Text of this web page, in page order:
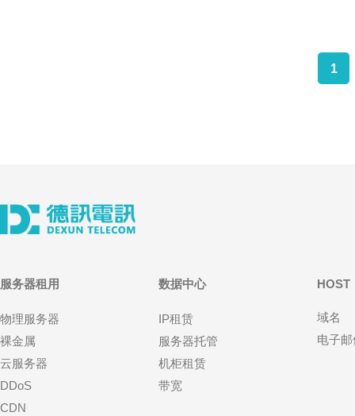
1
服务器租用
物理服务器
裸金属
云服务器
DDoS
CDN
数据中心
IP租赁
服务器托管
机柜租赁
带宽
HOST
域名
电子